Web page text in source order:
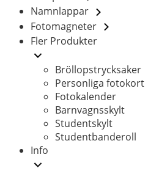
Namnlappar
Fotomagneter
Fler Produkter
Bröllopstrycksaker
Personliga fotokort
Fotokalender
Barnvagnsskylt
Studentskylt
Studentbanderoll
Info